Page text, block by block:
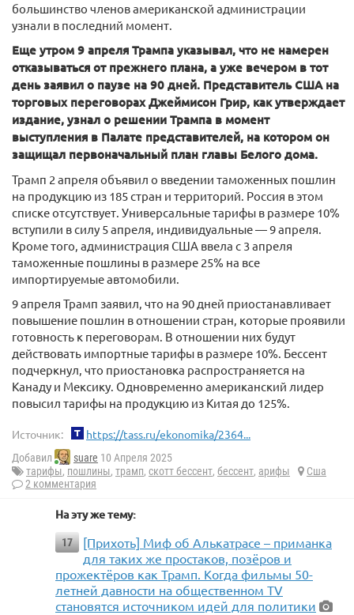
большинство членов американской администрации
узнали в последний момент.
Еще утром 9 апреля Трампа указывал, что не намерен
отказываться от прежнего плана, а уже вечером в тот
день заявил о паузе на 90 дней. Представитель США на
торговых переговорах Джеймисон Грир, как утверждает
издание, узнал о решении Трампа в момент
выступления в Палате представителей, на котором он
защищал первоначальный план главы Белого дома.
Трамп 2 апреля объявил о введении таможенных пошлин
на продукцию из 185 стран и территорий. Россия в этом
списке отсутствует. Универсальные тарифы в размере 10%
вступили в силу 5 апреля, индивидуальные — 9 апреля.
Кроме того, администрация США ввела с 3 апреля
таможенные пошлины в размере 25% на все
импортируемые автомобили.
9 апреля Трамп заявил, что на 90 дней приостанавливает
повышение пошлин в отношении стран, которые проявили
готовность к переговорам. В отношении них будут
действовать импортные тарифы в размере 10%. Бессент
подчеркнул, что приостановка распространяется на
Канаду и Мексику. Одновременно американский лидер
повысил тарифы на продукцию из Китая до 125%.
Источник: https://tass.ru/ekonomika/2364...
Добавил suare 10 Апреля 2025
тарифы, пошлины, трамп, скотт бессент, бессент, арифы
Сша
2 комментария
На эту же тему:
17
[Прихоть] Миф об Алькатрасе – приманка
для таких же простаков, позёров и
прожектёров как Трамп. Когда фильмы 50-
летней давности на общественном TV
становятся источником идей для политики